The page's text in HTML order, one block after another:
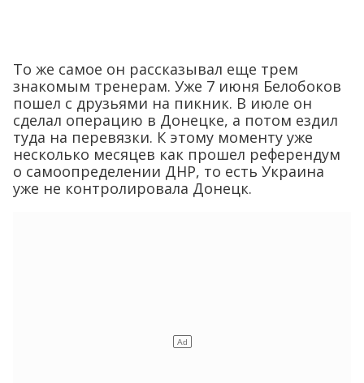
То же самое он рассказывал еще трем
знакомым тренерам. Уже 7 июня Белобоков
пошел с друзьями на пикник. В июле он
сделал операцию в Донецке, а потом ездил
туда на перевязки. К этому моменту уже
несколько месяцев как прошел референдум
о самоопределении ДНР, то есть Украина
уже не контролировала Донецк.